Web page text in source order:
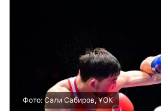
Фото: Сали Сабиров, ҰОК